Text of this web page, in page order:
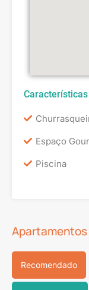
Características
Espaço
Piscina
Recomendado